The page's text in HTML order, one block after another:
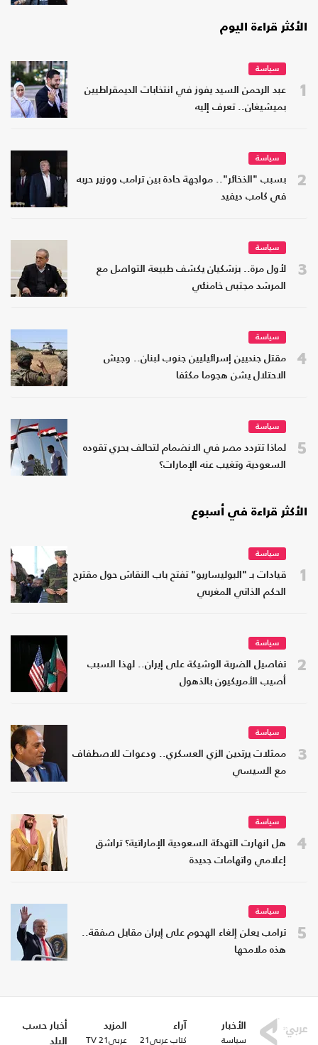
الأكثر قراءة اليوم
1
سياسة
عبد الرحمن السيد يفوز في انتخابات الديمقراطيين
بميشيغان.. تعرف إليه
2
سياسة
بسبب "الذخائر".. مواجهة حادة بين ترامب ووزير حربه
في كامب ديفيد
3
سياسة
لأول مرة.. بزشكيان يكشف طبيعة التواصل مع
المرشد مجتبى خامنئي
4
سياسة
مقتل جنديين إسرائيليين جنوب لبنان.. وجيش
الاحتلال يشن هجوما مكثفا
5
سياسة
لماذا تتردد مصر في الانضمام لتحالف بحري تقوده
السعودية وتغيب عنه الإمارات؟
الأكثر قراءة في أسبوع
1
سياسة
قيادات بـ "البوليساريو" تفتح باب النقاش حول مقترح
الحكم الذاتي المغربي
2
سياسة
تفاصيل الضربة الوشيكة على إيران.. لهذا السبب
أصيب الأمريكيون بالذهول
3
سياسة
ممثلات يرتدين الزي العسكري.. ودعوات للاصطفاف
مع السيسي
4
سياسة
هل انهارت التهدئة السعودية الإماراتية؟ تراشق
إعلامي واتهامات جديدة
5
سياسة
ترامب يعلن إلغاء الهجوم على إيران مقابل صفقة..
هذه ملامحها
الأخبار
سياسة
آراء
كتاب عربي21
المزيد
عربي21 TV
أخبار حسب
البلد